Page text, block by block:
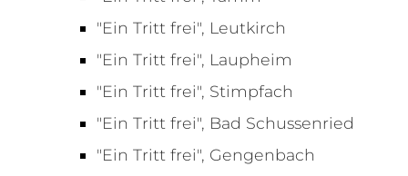
"Ein Tritt frei", Leutkirch
"Ein Tritt frei", Laupheim
"Ein Tritt frei", Stimpfach
"Ein Tritt frei", Bad Schussenried
"Ein Tritt frei", Gengenbach